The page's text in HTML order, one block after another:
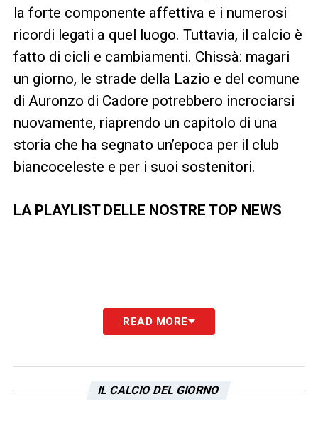
la forte componente affettiva e i numerosi
ricordi legati a quel luogo. Tuttavia, il calcio è
fatto di cicli e cambiamenti. Chissà: magari
un giorno, le strade della Lazio e del comune
di Auronzo di Cadore potrebbero incrociarsi
nuovamente, riaprendo un capitolo di una
storia che ha segnato un’epoca per il club
biancoceleste e per i suoi sostenitori.
LA PLAYLIST DELLE NOSTRE TOP NEWS
READ MORE
IL CALCIO DEL GIORNO